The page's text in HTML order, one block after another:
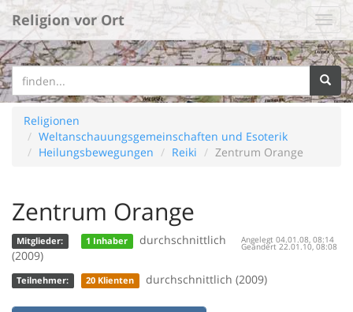
Religion vor Ort
Religionen
Weltanschauungsgemeinschaften und Esoterik
Heilungsbewegungen
Reiki Zentrum Orange
Zentrum Orange
Angelegt 04.01.08, 08:14
Geändert 22.01.10, 08:08
Mitglieder: 1 Inhaber durchschnittlich
(2009)
Teilnehmer: 20 Klienten durchschnittlich (2009)